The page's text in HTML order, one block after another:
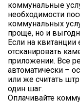
коммунальные
необходимости
коммунальных
проще, но и
Если на квитанции
отсканировать
приложении. Все
автоматически –
или же считать
один шаг.
Оплачивайте